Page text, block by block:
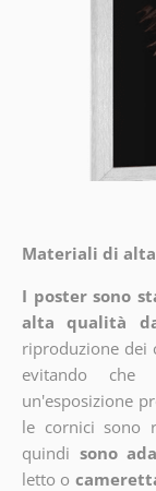
Materiali di
I poster sono
alta qualità
riproduzione dei
evitando che
un'esposizione
le cornici sono
quindi sono
letto o